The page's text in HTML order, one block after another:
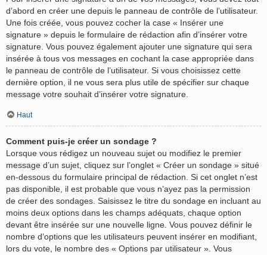
d’abord en créer une depuis le panneau de contrôle de l’utilisateur.
Une fois créée, vous pouvez cocher la case « Insérer une
signature » depuis le formulaire de rédaction afin d’insérer votre
signature. Vous pouvez également ajouter une signature qui sera
insérée à tous vos messages en cochant la case appropriée dans
le panneau de contrôle de l’utilisateur. Si vous choisissez cette
dernière option, il ne vous sera plus utile de spécifier sur chaque
message votre souhait d’insérer votre signature.
Haut
Comment puis-je créer un sondage ?
Lorsque vous rédigez un nouveau sujet ou modifiez le premier
message d’un sujet, cliquez sur l’onglet « Créer un sondage » situé
en-dessous du formulaire principal de rédaction. Si cet onglet n’est
pas disponible, il est probable que vous n’ayez pas la permission
de créer des sondages. Saisissez le titre du sondage en incluant au
moins deux options dans les champs adéquats, chaque option
devant être insérée sur une nouvelle ligne. Vous pouvez définir le
nombre d’options que les utilisateurs peuvent insérer en modifiant,
lors du vote, le nombre des « Options par utilisateur ». Vous